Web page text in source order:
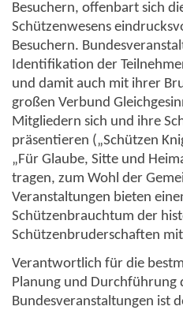
Besuchern, offenbart sich
Schützenwesens
Besuchern.
Identifikation der
und damit auch mit ihrer
großen Verbund
Mitgliedern sich und ihre
präsentieren („Schützen
„Für Glaube, Sitte und
tragen, zum Wohl der
Veranstaltungen bieten
Schützenbrauchtum der
Schützenbruderschaften
Verantwortlich für die
Planung und Durchführung
Bundesveranstaltungen ist